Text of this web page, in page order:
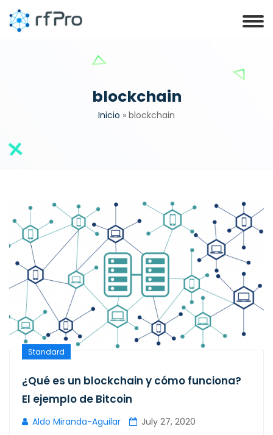
blockchain
Inicio » blockchain
Standard
¿Qué es un blockchain y cómo funciona?
El ejemplo de Bitcoin
Aldo Miranda-Aguilar
July 27, 2020